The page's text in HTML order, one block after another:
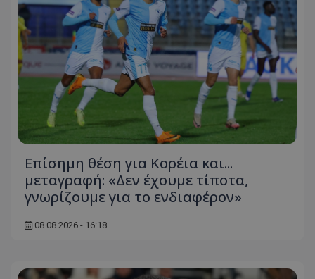
Επίσημη θέση για Κορέια και...
μεταγραφή: «Δεν έχουμε τίποτα,
γνωρίζουμε για το ενδιαφέρον»
08.08.2026 - 16:18